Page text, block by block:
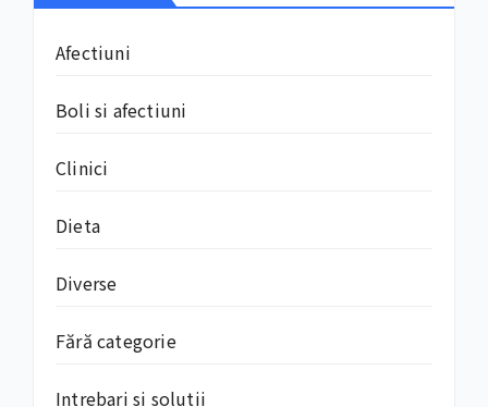
Afectiuni
Boli si afectiuni
Clinici
Dieta
Diverse
Fără categorie
Intrebari si solutii